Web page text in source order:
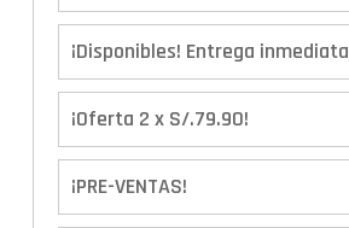
¡Disponibles! Entrega inmediata
¡Oferta 2 x S/.79.90!
¡PRE-VENTAS!